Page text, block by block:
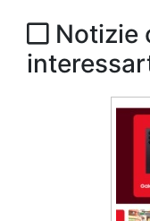
Notizie